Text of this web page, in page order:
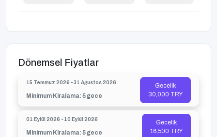
Dönemsel Fiyatlar
15 Temmuz 2026 - 31 Ağustos 2026
Gecelik
30,000 TRY
Minimum Kiralama: 5 gece
01 Eylül 2026 - 10 Eylül 2026
Gecelik
16,500 TRY
Minimum Kiralama: 5 gece